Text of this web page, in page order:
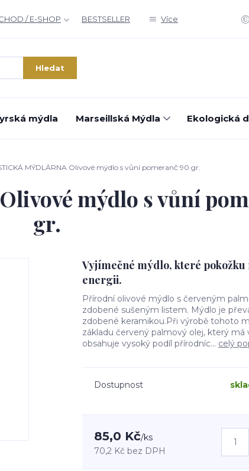
/ E-SHOP BESTSELLER Více
Hledat
mýdla Marseillská Mýdla Ekologická
MÝDLÁRNA Olivové mýdlo s vůní pomeranč 90 gr.
mýdlo s vůní
gr.
Vyjímečné mýdlo, které
energii.
Přírodní olivové mýdlo s červeným
zdobené sušeným listem. Mýdlo je
zdobené keramikou.Při výrobě tohoto
základu červený palmový olej, který má
obsahuje vysoký podíl přírodníc... celý
Dostupnost
85,0 Kč/ks
70,2 Kč bez DPH